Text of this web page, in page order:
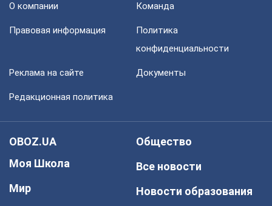
О компании Команда
Правовая информация
Политика
конфиденциальности
Реклама на сайте Документы
Редакционная политика
OBOZ.UA
Моя Школа
Мир
Общество
Все новости
Новости образования